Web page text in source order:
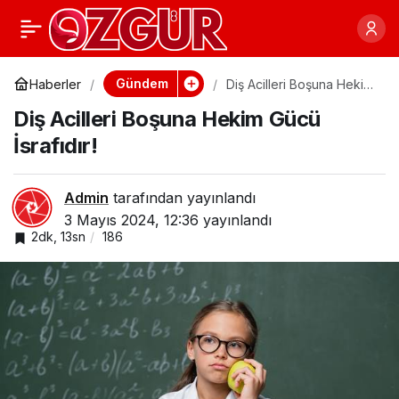
Haberler Gündem
Diş Acilleri Boşuna Hekim
Diş Acilleri Boşuna Hekim Gücü
İsrafıdır!
Admin tarafından yayınlandı
3 Mayıs 2024, 12:36 yayınlandı
2dk, 13sn 186
Hemşireye Silahlı
Saldırı: Adalet Yerini
Bulmalı!
Paylaş